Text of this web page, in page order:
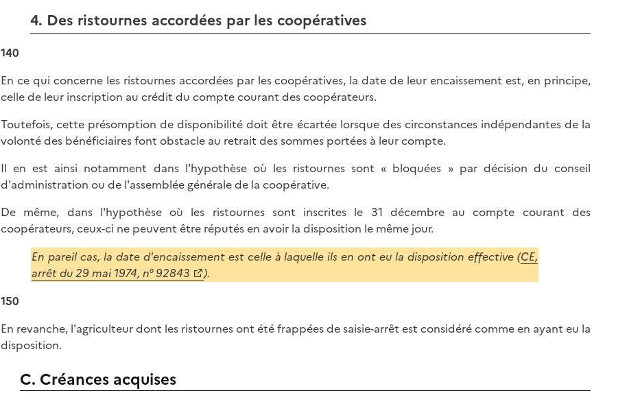
4. Des ristournes accordées par les coopératives
140
En ce qui concerne les ristournes accordées par les coopératives, la date de leur encaissement est, en principe,
celle de leur inscription au crédit du compte courant des coopérateurs.
Toutefois, cette présomption de disponibilité doit être écartée lorsque des circonstances indépendantes de la
volonté des bénéficiaires font obstacle au retrait des sommes portées à leur compte.
Il en est ainsi notamment dans l'hypothèse où les ristournes sont « bloquées » par décision du conseil
d'administration ou de l'assemblée générale de la coopérative.
De même, dans l'hypothèse où les ristournes sont inscrites le 31 décembre au compte courant des
coopérateurs, ceux-ci ne peuvent être réputés en avoir la disposition le même jour.
En pareil cas, la date d'encaissement est celle à laquelle ils en ont eu la disposition effective (CE,
arrêt du 29 mai 1974, n° 92843
).
150
En revanche, l'agriculteur dont les ristournes ont été frappées de saisie-arrêt est considéré comme en ayant eu la
disposition.
C. Créances acquises